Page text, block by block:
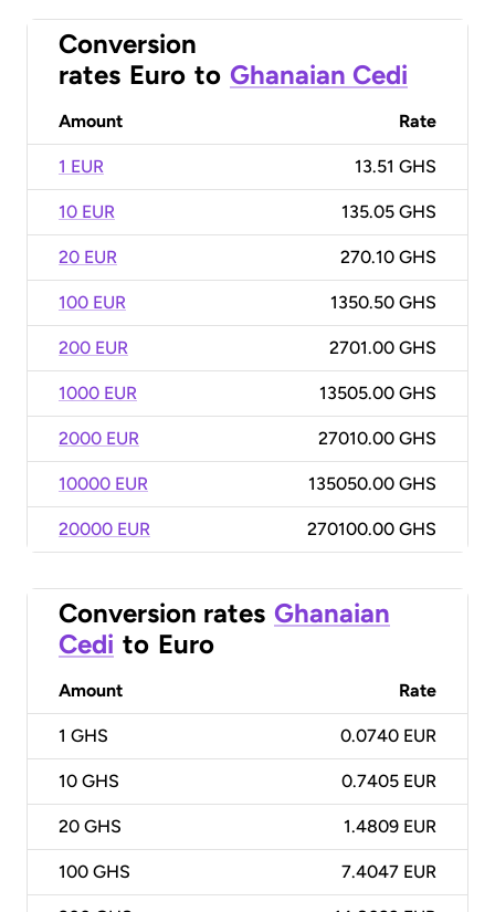
Conversion
rates Euro to Ghanaian Cedi
Amount Rate
1 EUR 13.51 GHS
10 EUR 135.05 GHS
20 EUR 270.10 GHS
100 EUR 1350.50 GHS
200 EUR 2701.00 GHS
1000 EUR 13505.00 GHS
2000 EUR 27010.00 GHS
10000 EUR 135050.00 GHS
20000 EUR 270100.00 GHS
Conversion rates Ghanaian
Cedi to Euro
Amount Rate
1 GHS 0.0740 EUR
10 GHS 0.7405 EUR
20 GHS 1.4809 EUR
100 GHS 7.4047 EUR